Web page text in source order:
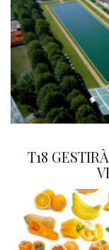
T18